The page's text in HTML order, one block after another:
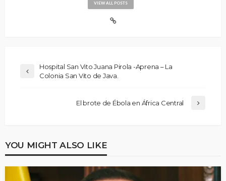
VIEW ALL POSTS
Hospital San Vito Juana Pirola -Aprena – La
Colonia San Vito de Java.
El brote de Ébola en África Central
YOU MIGHT ALSO LIKE